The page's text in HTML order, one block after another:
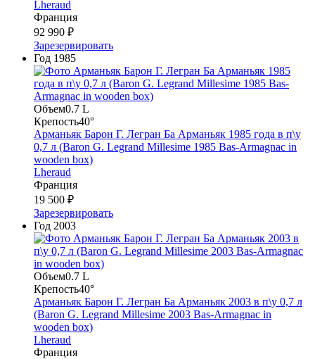
Lheraud
Франция
92 990 ₽
Зарезервировать
Год 1985
Объем0.7 L
Крепость40°
Арманьяк Барон Г. Легран Ба Арманьяк 1985 года в п\у
0,7 л (Baron G. Legrand Millesime 1985 Bas-Armagnac in
wooden box)
Lheraud
Франция
19 500 ₽
Зарезервировать
Год 2003
Объем0.7 L
Крепость40°
Арманьяк Барон Г. Легран Ба Арманьяк 2003 в п\у 0,7 л
(Baron G. Legrand Millesime 2003 Bas-Armagnac in
wooden box)
Lheraud
Франция